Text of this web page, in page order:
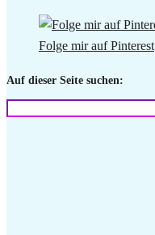
Folge mir auf Pinterest
Auf dieser Seite suchen: